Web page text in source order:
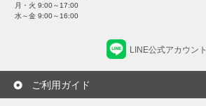
月・火 9:00～17:00
水～金 9:00～16:00
LINE公式アカウント
ご利用ガイド